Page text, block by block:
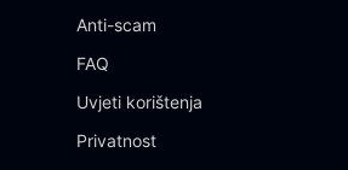
Anti-scam
FAQ
Uvjeti korištenja
Privatnost